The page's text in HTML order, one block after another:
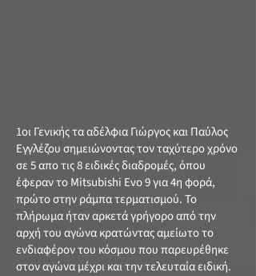
1οι Γενικής τα αδέλφια Γιώργος και Παύλος
Εγγλέζου σημειώνοντας τον ταχύτερο χρόνο
σε 5 απο τις 8 ειδικές διαδρομές, όπου
έφεραν το Mitsubishi Evo 9 για 4η φορά,
πρώτο στην ράμπα τερματισμού. Το
πλήρωμα ήταν αρκετά γρήγορο από την
αρχή του αγώνα κρατώντας αμείωτο το
ενδιαφέρον του κόσμου που παρευρέθηκε
στον αγώνα μέχρι και την τελευταία ειδική.